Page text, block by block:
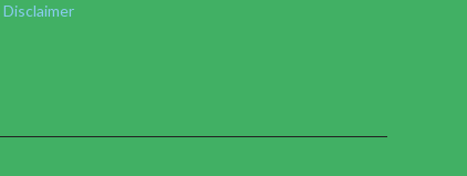
Disclaimer